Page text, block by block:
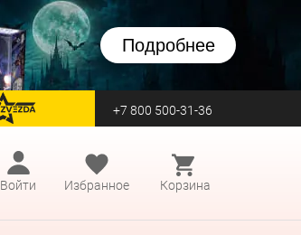
Подробнее
перейти на Zvezda +7 800 500-31-36
Войти
Избранное Корзина